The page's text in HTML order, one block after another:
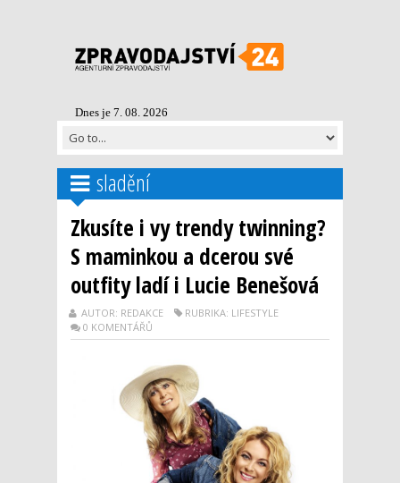
Dnes je 7. 08. 2026
sladění
Zkusíte i vy trendy twinning?
S maminkou a dcerou své
outfity ladí i Lucie Benešová
AUTOR: REDAKCE
RUBRIKA: LIFESTYLE
0 KOMENTÁŘŮ